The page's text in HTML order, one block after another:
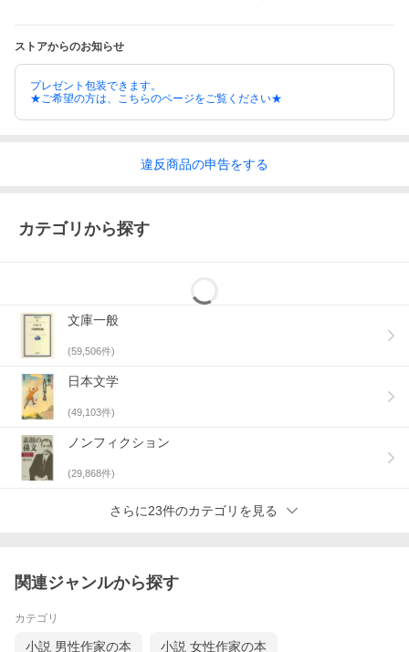
ストアからのお知らせ
プレゼント包装できます。
★ご希望の方は、こちらのページをご覧ください★
違反商品の申告をする
カテゴリから探す
文庫一般
(59,506件)
日本文学
(49,103件)
ノンフィクション
(29,868件)
さらに23件のカテゴリを見る
関連ジャンルから探す
カテゴリ
小説 男性作家の本 小説 女性作家の本